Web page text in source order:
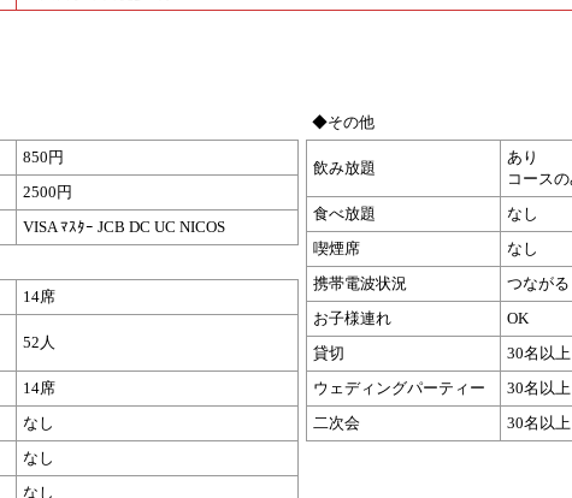
850円
2500円
VISA ﾏｽﾀｰ JCB DC UC NICOS
14席
52人
14席
なし
なし
なし
◆その他
飲み放題
あり
コース
食べ放題
なし
喫煙席
なし
携帯電波状況
つながる
お子様連れ
OK
貸切
30名以上
ウェディングパーティー
30名以上
二次会
30名以上